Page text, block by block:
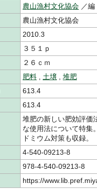
農山漁村文化協会 ／編
農山漁村文化協会
2010.3
３５１ｐ
２６ｃｍ
肥料 土壌
堆肥
613.4
613.4
堆肥の新しい肥効評価
な使用法について特集
ドミウム対策も収録。
4-540-09213-8
978-4-540-09213-8
https://